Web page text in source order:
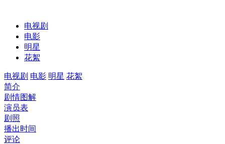
电视剧
电影
明星
花絮
电视剧 电影 明星 花絮
简介
剧情图解
演员表
剧照
播出时间
评论